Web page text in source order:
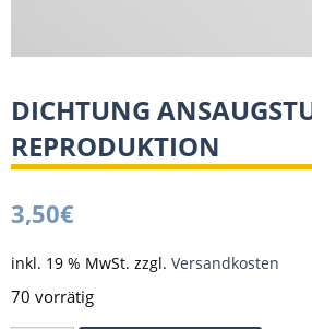
DICHTUNG
REPRODUKTION
3,50€
inkl. 19 % MwSt. zzgl. Versandkosten
70 vorrätig